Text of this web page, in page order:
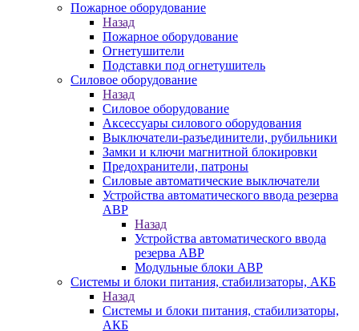
Пожарное оборудование
Назад
Пожарное оборудование
Огнетушители
Подставки под огнетушитель
Силовое оборудование
Назад
Силовое оборудование
Аксессуары силового оборудования
Выключатели-разъединители, рубильники
Замки и ключи магнитной блокировки
Предохранители, патроны
Силовые автоматические выключатели
Устройства автоматического ввода резерва
АВР
Назад
Устройства автоматического ввода
резерва АВР
Модульные блоки АВР
Системы и блоки питания, стабилизаторы, АКБ
Назад
Системы и блоки питания, стабилизаторы,
АКБ